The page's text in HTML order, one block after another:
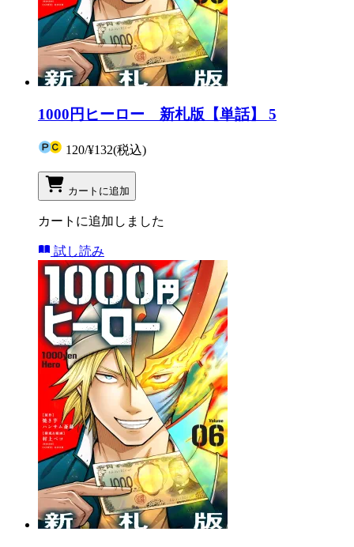
1000円ヒーロー 新札版【単話】 5
120/¥132(税込)
カートに追加
カートに追加しました
試し読み